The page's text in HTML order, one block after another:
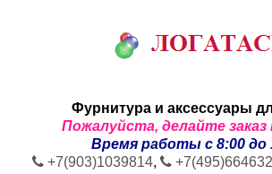
Фурнитура и аксессуары
Пожалуйста, делайте заказ
Время работы с 8:00 до
+7(903)1039814,